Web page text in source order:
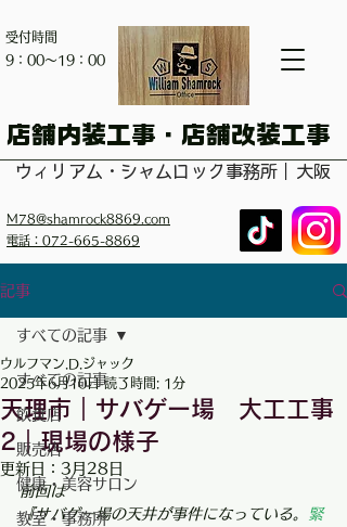
受付時間
​9：00～19：00
​店舗内装工事・店舗改装工事
ウィリアム・シャムロック事務所｜大阪
M78@shamrock8869.com
電話：072-665-8869
記事
すべての記事
飲食店
販売店
健康・美容サロン
教室・事務所
すべての記事
天理市｜サバゲー場 大工工事
2｜現場の様子
ウルフマン.D.ジャック
2025年6月10日 読了時間: 1分
更新日： 3月28日
前回は
『サバゲー場の天井が事件になっている。
緊